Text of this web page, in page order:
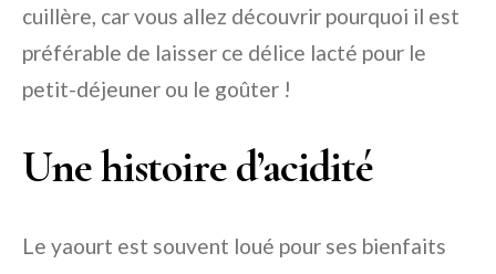
cuillère, car vous allez découvrir pourquoi il est
préférable de laisser ce délice lacté pour le
petit-déjeuner ou le goûter !
Une histoire d’acidité
Le yaourt est souvent loué pour ses bienfaits